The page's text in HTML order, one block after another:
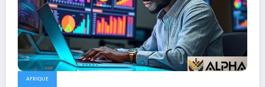
AFRIQUE